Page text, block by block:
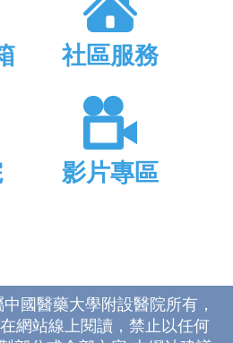
社區服務
影片專區
國醫藥大學附設醫院所有，
網站線上閱讀，禁止以任何